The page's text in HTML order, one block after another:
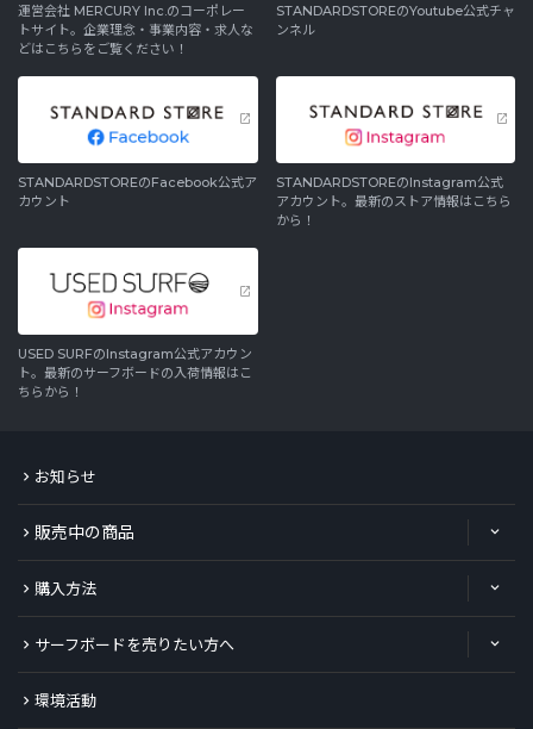
運営会社 MERCURY Inc.のコーポレー
トサイト。企業理念・事業内容・求人な
どはこちらをご覧ください！
STANDARDSTOREのYoutube公式チャ
ンネル
STANDARDSTOREのFacebook公式ア
カウント
STANDARDSTOREのInstagram公式
アカウント。最新のストア情報はこちら
から！
USED SURFのInstagram公式アカウン
ト。最新のサーフボードの入荷情報はこ
ちらから！
お知らせ
販売中の商品
購入方法
サーフボードを売りたい方へ
環境活動